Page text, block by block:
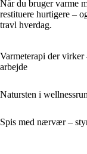
Når du bruger varme
restituere hurtigere –
travl hverdag.
Varmeterapi der
arbejde
Natursten i
Spis med nærvær –